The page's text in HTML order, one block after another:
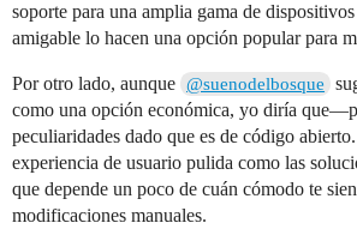
soporte para una amplia gama de
amigable lo hacen una opción popular para
Por otro lado, aunque @suenodelbosque
como una opción económica, yo diría
peculiaridades dado que es de código
experiencia de usuario pulida como las
que depende un poco de cuán cómodo te
modificaciones manuales.